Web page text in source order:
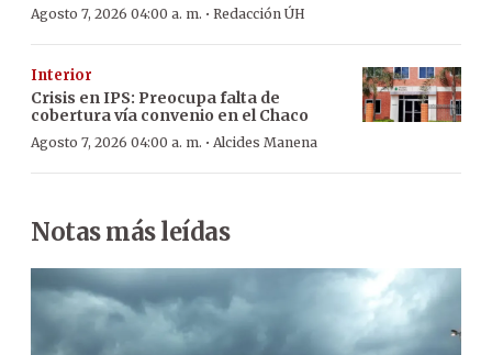
Agosto 7, 2026 04:00 a. m. · Redacción ÚH
Interior
Crisis en IPS: Preocupa falta de
cobertura vía convenio en el Chaco
Agosto 7, 2026 04:00 a. m. · Alcides Manena
Notas más leídas